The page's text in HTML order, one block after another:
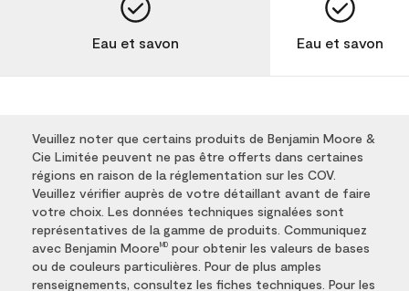
Eau et savon Eau et savon
Veuillez noter que certains produits de Benjamin Moore &
Cie Limitée peuvent ne pas être offerts dans certaines
régions en raison de la réglementation sur les COV.
Veuillez vérifier auprès de votre détaillant avant de faire
votre choix. Les données techniques signalées sont
représentatives de la gamme de produits. Communiquez
avec Benjamin Moore MD pour obtenir les valeurs de bases
ou de couleurs particulières. Pour de plus amples
renseignements, consultez les fiches techniques. Pour les